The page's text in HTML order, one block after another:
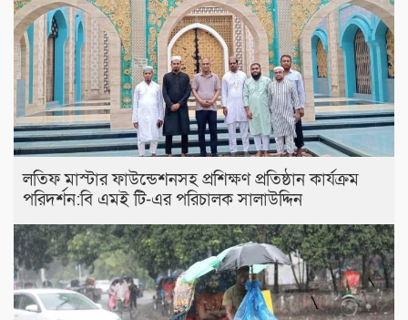
লতিফ মাস্টার ফাউন্ডেশনসহ প্রশিক্ষণ প্রতিষ্ঠান কার্যক্রম
পরিদর্শন:বি এমই টি-এর পরিচালক সালাউদ্দিন